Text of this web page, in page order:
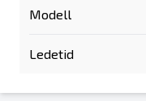
Modell
Ledetid